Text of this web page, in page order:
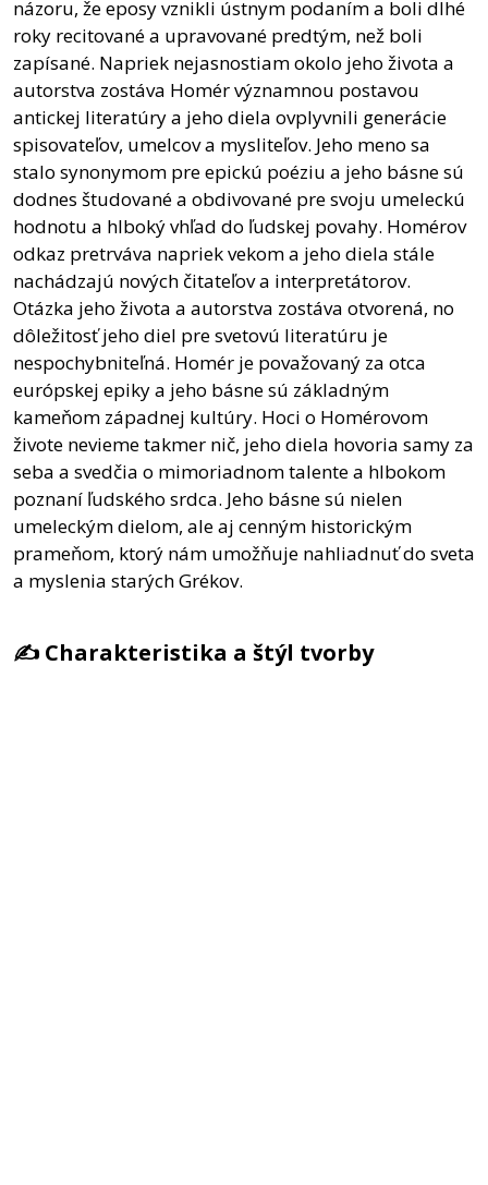
názoru, že eposy vznikli ústnym podaním a boli dlhé
roky recitované a upravované predtým, než boli
zapísané. Napriek nejasnostiam okolo jeho života a
autorstva zostáva Homér významnou postavou
antickej literatúry a jeho diela ovplyvnili generácie
spisovateľov, umelcov a mysliteľov. Jeho meno sa
stalo synonymom pre epickú poéziu a jeho básne sú
dodnes študované a obdivované pre svoju umeleckú
hodnotu a hlboký vhľad do ľudskej povahy. Homérov
odkaz pretrváva napriek vekom a jeho diela stále
nachádzajú nových čitateľov a interpretátorov.
Otázka jeho života a autorstva zostáva otvorená, no
dôležitosť jeho diel pre svetovú literatúru je
nespochybniteľná. Homér je považovaný za otca
európskej epiky a jeho básne sú základným
kameňom západnej kultúry. Hoci o Homérovom
živote nevieme takmer nič, jeho diela hovoria samy za
seba a svedčia o mimoriadnom talente a hlbokom
poznaní ľudského srdca. Jeho básne sú nielen
umeleckým dielom, ale aj cenným historickým
prameňom, ktorý nám umožňuje nahliadnuť do sveta
a myslenia starých Grékov.
✍️ Charakteristika a štýl tvorby